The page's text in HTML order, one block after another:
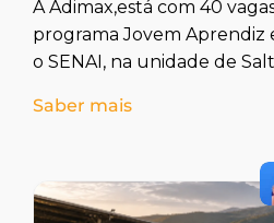
A Adimax,está com 40
programa Jovem Aprendiz
o SENAI, na unidade de
pessoas com deficiência ou
Saber mais